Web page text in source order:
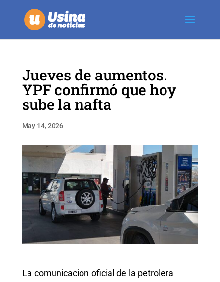
Jueves de aumentos.
YPF confirmó que hoy
sube la nafta
May 14, 2026
La comunicacion oficial de la petrolera